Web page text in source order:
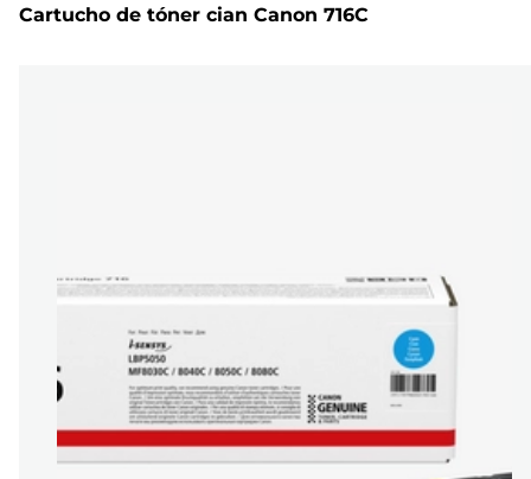
Cartucho de tóner cian Canon 716C